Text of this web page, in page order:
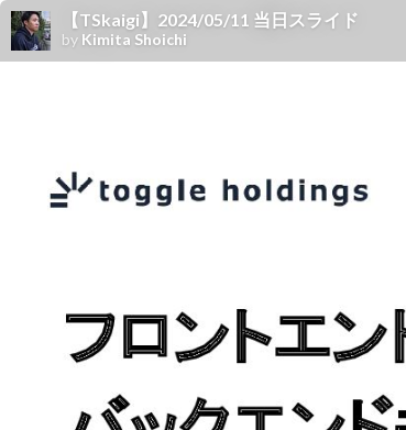
【TSkaigi】2024/05/11 当日スライド
by Kimita Shoichi